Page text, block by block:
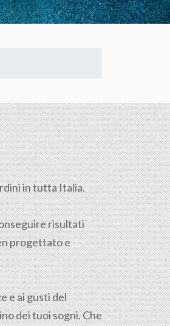
in tutta Italia.
risultati
progettato e
e ai gusti del
dei tuoi sogni. Che